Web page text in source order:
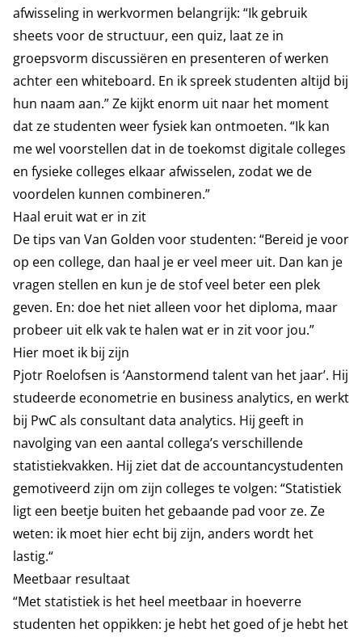
afwisseling in werkvormen belangrijk: “Ik gebruik
sheets voor de structuur, een quiz, laat ze in
groepsvorm discussiëren en presenteren of werken
achter een whiteboard. En ik spreek studenten altijd bij
hun naam aan.” Ze kijkt enorm uit naar het moment
dat ze studenten weer fysiek kan ontmoeten. “Ik kan
me wel voorstellen dat in de toekomst digitale colleges
en fysieke colleges elkaar afwisselen, zodat we de
voordelen kunnen combineren.”
Haal eruit wat er in zit
De tips van Van Golden voor studenten: “Bereid je voor
op een college, dan haal je er veel meer uit. Dan kan je
vragen stellen en kun je de stof veel beter een plek
geven. En: doe het niet alleen voor het diploma, maar
probeer uit elk vak te halen wat er in zit voor jou.”
Hier moet ik bij zijn
Pjotr Roelofsen is ‘Aanstormend talent van het jaar’. Hij
studeerde econometrie en business analytics, en werkt
bij PwC als consultant data analytics. Hij geeft in
navolging van een aantal collega’s verschillende
statistiekvakken. Hij ziet dat de accountancystudenten
gemotiveerd zijn om zijn colleges te volgen: “Statistiek
ligt een beetje buiten het gebaande pad voor ze. Ze
weten: ik moet hier echt bij zijn, anders wordt het
lastig.“
Meetbaar resultaat
“Met statistiek is het heel meetbaar in hoeverre
studenten het oppikken: je hebt het goed of je hebt het